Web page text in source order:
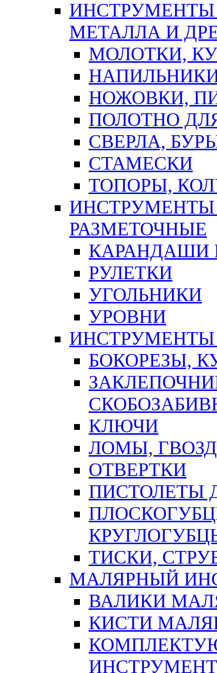
ИНСТРУМЕНТЫ
МЕТАЛЛА И
МОЛОТКИ,
НОЖОВКИ,
ПОЛОТНО
СВЕРЛА,
СТАМЕСКИ
ТОПОРЫ,
ИНСТРУМЕНТЫ
РАЗМЕТОЧНЫЕ
КАРАНДАШИ
РУЛЕТКИ
УГОЛЬНИКИ
УРОВНИ
БОКОРЕЗЫ,
КЛЮЧИ
ЛОМЫ,
ОТВЕРТКИ
ПИСТОЛЕТЫ
ТИСКИ,
МАЛЯРНЫЙ
ВАЛИКИ
КИСТИ